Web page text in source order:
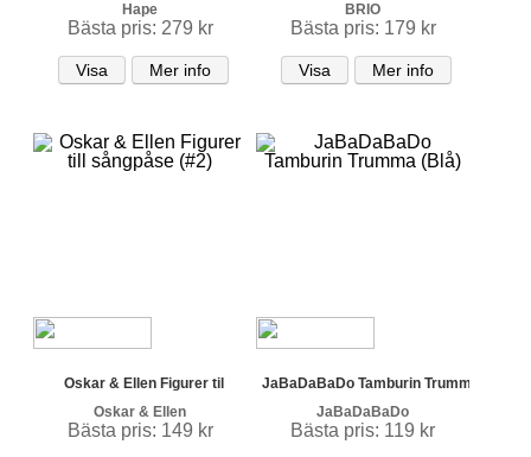
Hape
Bästa pris: 279 kr
Visa Mer info
BRIO
Bästa pris: 179 kr
Visa Mer info
Oskar & Ellen Figurer til
Oskar & Ellen
Bästa pris: 149 kr
JaBaDaBaDo Tamburin Trumm
JaBaDaBaDo
Bästa pris: 119 kr